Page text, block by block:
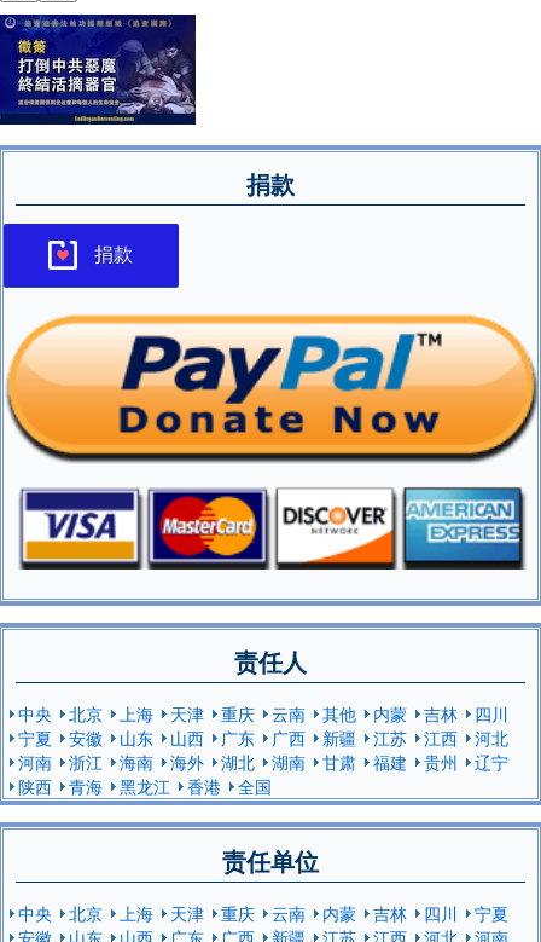
捐款
捐款
责任人
中央 北京 上海 天津 重庆 云南 其他 内蒙 吉林
四川
宁夏
安徽 山东 山西 广东 广西 新疆 江苏 江西
河北
河南
浙江 海南 海外 湖北 湖南 甘肃 福建 贵州
辽宁
陕西
青海 黑龙江 香港 全国
责任单位
中央 北京 上海 天津 重庆 云南 内蒙 吉林 四川
宁夏
安徽
山东 山西 广东 广西 新疆 江苏 江西 河北
河南